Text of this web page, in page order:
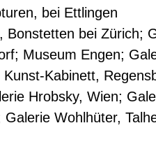
bei Ettlingen
bei Zürich;
Museum Engen;
Kabinett,
Hrobsky, Wien;
Wohlhüter,